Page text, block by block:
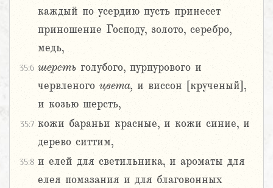
каждый по усердию пусть принесет
приношение Господу, золото, серебро,
медь,
35:6 шерсть голубого, пурпурового и
червленого цвета, и виссон [крученый],
и козью шерсть,
35:7 кожи бараньи красные, и кожи синие, и
дерево ситтим,
35:8 и елей для светильника, и ароматы для
елея помазания и для благовонных